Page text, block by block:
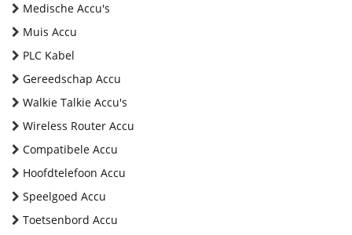
Medische Accu's
Muis Accu
PLC Kabel
Gereedschap Accu
Walkie Talkie Accu's
Wireless Router Accu
Compatibele Accu
Hoofdtelefoon Accu
Speelgoed Accu
Toetsenbord Accu